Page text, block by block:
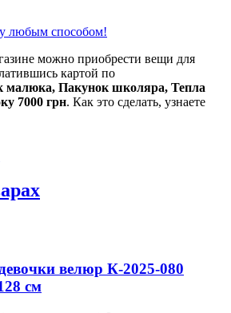
любым способом!
можно приобрести вещи для
картой по
малюка, Пакунок школяра, Тепла
7000 грн. Как это сделать, узнаете
велюр К-2025-080
см